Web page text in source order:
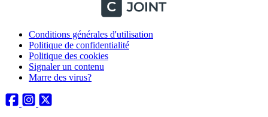
Conditions générales d'utilisation
Politique de confidentialité
Politique des cookies
Signaler un contenu
Marre des virus?